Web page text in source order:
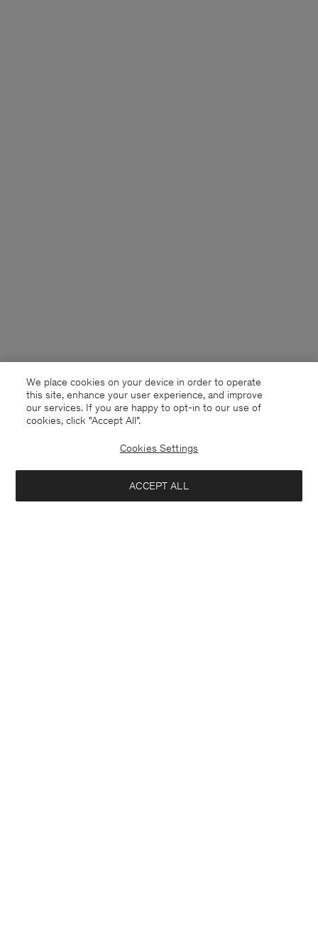
Switzerland Deutsch
We place cookies on your device in order to operate
this site, enhance your user experience, and improve
our services. If you are happy to opt-in to our use of
cookies, click "Accept All”.
Cookies Settings
ACCEPT ALL